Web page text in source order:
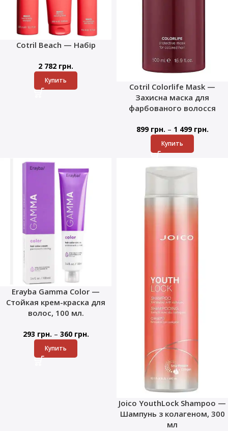
Cotril Beach — Набір
2 782 грн.
Купить
Cotril Colorlife Mask —
Захисна маска для
фарбованого волосся
899 грн. – 1 499 грн.
Купить
Erayba Gamma Color —
Стойкая крем-краска для
волос, 100 мл.
293 грн. – 360 грн.
Купить
Joico YouthLock Shampoo —
Шампунь з колагеном, 300
мл